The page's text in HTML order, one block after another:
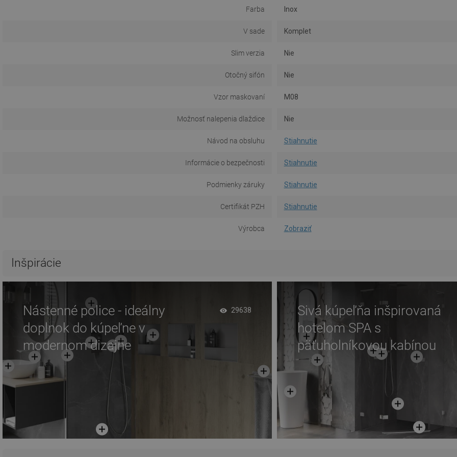
Farba Inox
V sade Komplet
Slim verzia Nie
Otočný sifón Nie
Vzor maskovaní M08
Možnosť nalepenia dlaždice Nie
Návod na obsluhu Stiahnutie
Informácie o bezpečnosti Stiahnutie
Podmienky záruky Stiahnutie
Certifikát PZH Stiahnutie
Výrobca Zobraziť
Inšpirácie
Nástenné police - ideálny
doplnok do kúpeľne v
modernom dizajne
29638
Sivá kúpeľňa inšpirovaná
hotelom SPA s
päťuholníkovou kabínou